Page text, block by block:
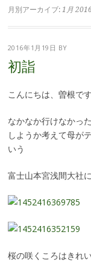
月別アーカイブ: 1月
2016年1月19日 BY
初詣
こんにちは、曽根で
なかなか行けなかっ
しようか考えて母が
いう
富士山本宮浅間大社
桜の咲くころはきれ